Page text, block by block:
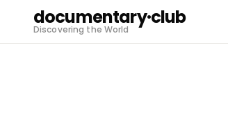
documentary·club
Discovering the World